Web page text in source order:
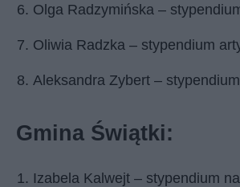
Olga Radzymińska –
Oliwia Radzka – stypendium
Aleksandra Zybert –
Gmina Świątki:
Izabela Kalwejt – stypendium